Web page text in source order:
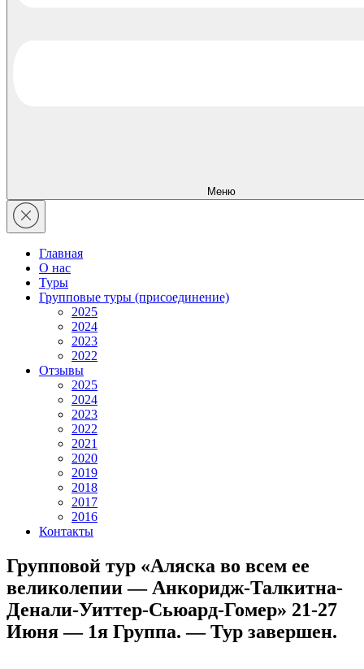
Меню
Главная
О нас
Туры
Групповые туры (присоединение)
2025
2024
2023
2022
Отзывы
2025
2024
2023
2022
2021
2020
2019
2018
2017
2016
Контакты
Групповой тур «Аляска во всем ее
великолепии — Анкоридж-Талкитна-
Денали-Уиттер-Сьюард-Гомер» 21-27
Июня — 1я Группа. — Тур завершен.